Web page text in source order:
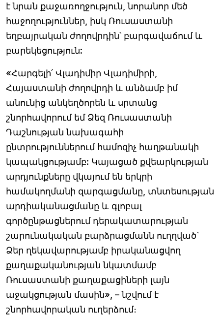
է նրան քաջառողջություն, նորանոր մեծ
հաջողություններ, իսկ Ռուսաստանի
եղբայրական ժողովրդին՝ բարգավաճում և
բարեկեցություն:
«Հարգելի՛ Վլադիմիր Վլադիմիրի,
Հայաստանի ժողովրդի և անձամբ իմ
անունից անկեղծորեն և սրտանց
շնորհավորում եմ Ձեզ Ռուսաստանի
Դաշնության նախագահի
ընտրություններում համոզիչ հաղթանակի
կապակցությամբ: Կայացած քվեարկության
արդյունքները վկայում են երկրի
համակողմանի զարգացմանը, տնտեսության
արդիականացմանը և գլոբալ
գործընթացներում դերակատարության
շարունակական բարձրացմանն ուղղված`
Ձեր ղեկավարությամբ իրականացվող
քաղաքականության նկատմամբ
Ռուսաստանի քաղաքացիների լայն
աջակցության մասին», – նշվում է
շնորհավորական ուղերձում։